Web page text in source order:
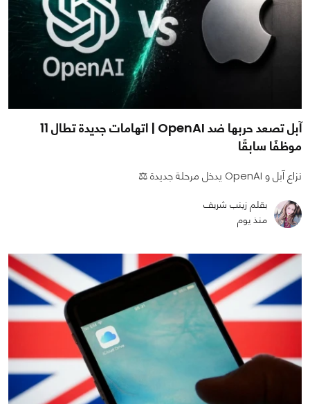
آبل تصعد حربها ضد OpenAI | اتهامات جديدة تطال 11
موظفًا سابقًا
نزاع آبل و OpenAI يدخل مرحلة جديدة ⚖️
بقلم زينب شريف
منذ يوم